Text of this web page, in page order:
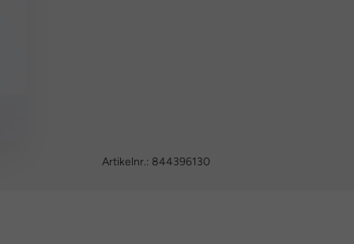
Artikelnr.: 844396130